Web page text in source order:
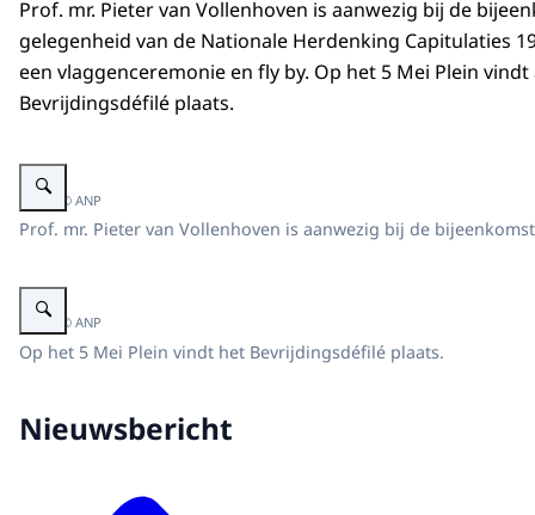
Prof. mr. Pieter van Vollenhoven is aanwezig bij de
gelegenheid van de Nationale Herdenking Capitulaties
een vlaggenceremonie en fly by. Op het 5 Mei Plein
Bevrijdingsdéfilé plaats.
Vergroot afbeelding Prof. mr. Pieter van Vollenhoven bij Nationale
Beeld: © ANP
Prof. mr. Pieter van Vollenhoven is aanwezig bij de
Vergroot afbeelding Prof. mr. Pieter van Vollenhoven bij Nationale
Beeld: © ANP
Op het 5 Mei Plein vindt het Bevrijdingsdéfilé plaats.
Nieuwsbericht